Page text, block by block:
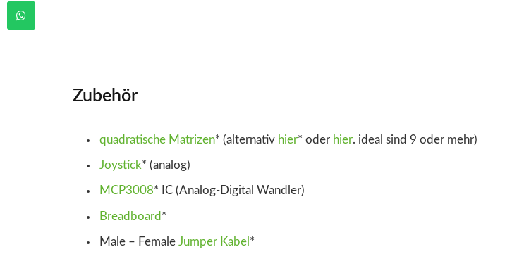
Zubehör
quadratische Matrizen* (alternativ hier* oder hier. ideal sind 9 oder mehr)
Joystick* (analog)
MCP3008* IC (Analog-Digital Wandler)
Breadboard *
Male – Female Jumper Kabel *